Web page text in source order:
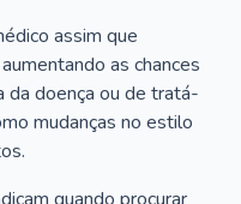
assim que
as chances
da doença ou de tratá-
mudanças no estilo